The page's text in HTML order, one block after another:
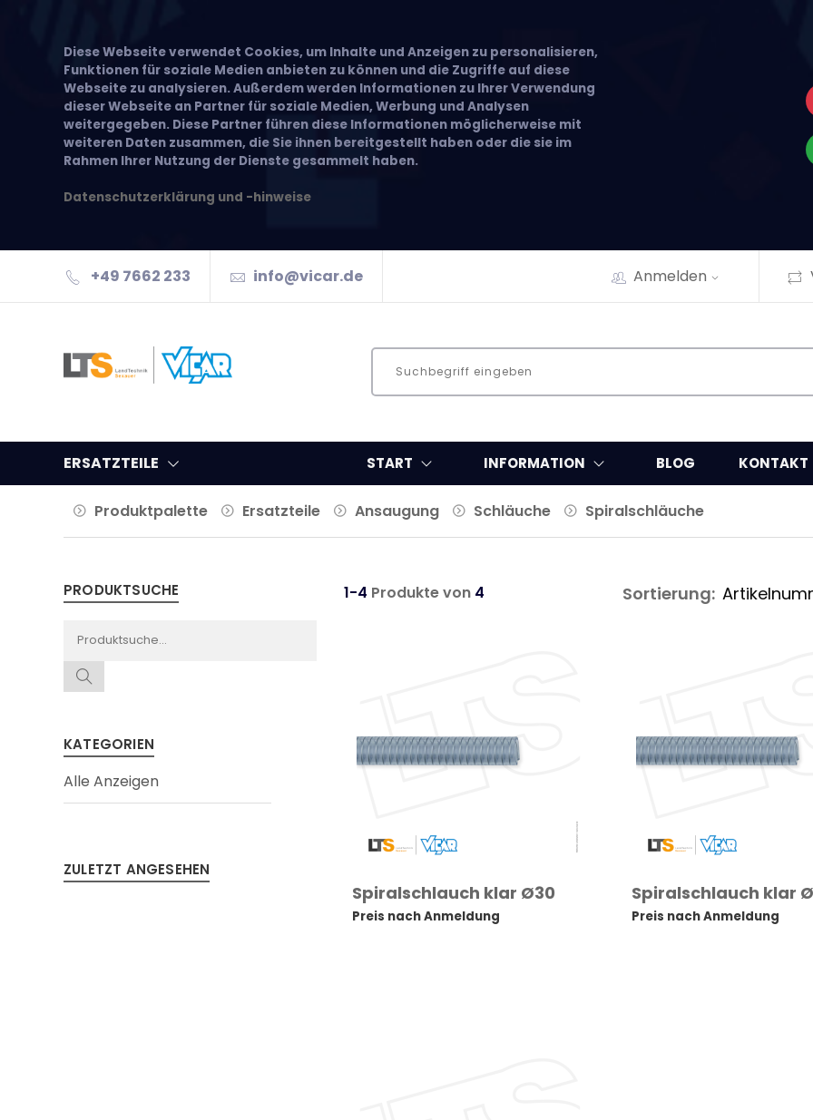
Diese Webseite verwendet Cookies, um Inhalte und Anzeigen zu personalisieren,
Funktionen für soziale Medien anbieten zu können und die Zugriffe auf diese
Webseite zu analysieren. Außerdem werden Informationen zu Ihrer Verwendung
dieser Webseite an Partner für soziale Medien, Werbung und Analysen
weitergegeben. Diese Partner führen diese Informationen möglicherweise mit
weiteren Daten zusammen, die Sie ihnen bereitgestellt haben oder die sie im
Rahmen Ihrer Nutzung der Dienste gesammelt haben.
Datenschutzerklärung und -hinweise
+49 7662 233 info@vicar.de Anmelden
ERSATZTEILE START INFORMATION BLOG KONTAKT
Produktpalette Ersatzteile Ansaugung Schläuche Spiralschläuche
PRODUKTSUCHE
KATEGORIEN
Alle Anzeigen
ZULETZT ANGESEHEN
1-4 Produkte von 4 Sortierung:
Spiralschlauch klar Ø30
Preis nach Anmeldung
Spiralschlauch klar
Preis nach Anmeldung